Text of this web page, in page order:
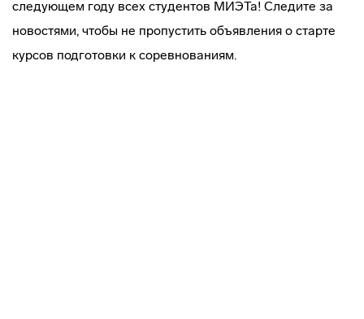
следующем году всех студентов МИЭТа! Следите за
новостями, чтобы не пропустить объявления о старте
курсов подготовки к соревнованиям.